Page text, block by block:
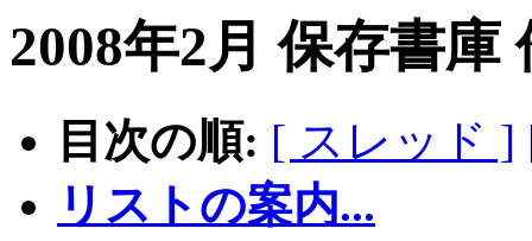
2008年2月 保存書庫
目次の順: [ スレッド ]
リストの案内...